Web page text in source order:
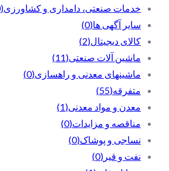
خدمات صنعتی، دامداری و کشاورزی(0)
سایر آگهی ها(0)
کالای دیجیتال(2)
ماشین آلات صنعتی(11)
ماشینهای معدنی و راهسازی(0)
متفرقه(55)
معدن و مواد معدنی(1)
مناقصه و مزایدات(0)
نساجی و پوشاک(0)
نفت و قیر (0)